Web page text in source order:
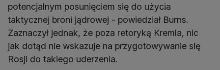
potencjalnym posunięciem się do użycia
taktycznej broni jądrowej - powiedział Burns.
Zaznaczył jednak, że poza retoryką Kremla, nic
jak dotąd nie wskazuje na przygotowywanie się
Rosji do takiego uderzenia.